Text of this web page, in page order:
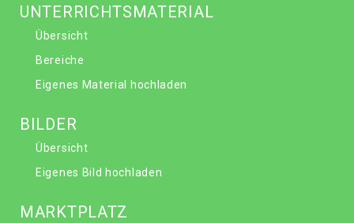
UNTERRICHTSMATERIAL
Übersicht
Bereiche
Eigenes Material hochladen
BILDER
Übersicht
Eigenes Bild hochladen
MARKTPLATZ